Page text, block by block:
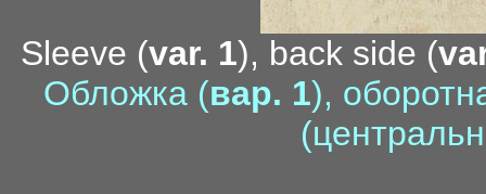
Sleeve (var. 1), back side (
Обложка (вар. 1),